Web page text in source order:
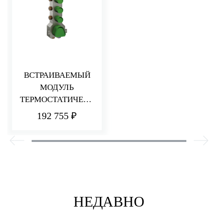
ВСТРАИВАЕМЫЙ
МОДУЛЬ
ТЕРМОСТАТИЧЕСК
ОГО СМЕСИТЕЛЯ
192 755 ₽
НЕДАВНО